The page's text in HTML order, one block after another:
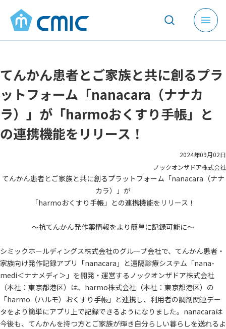
メ
ニ
を
てんかん患者とご家族と共に創るプラ
ットフォーム「nanacara（ナナカ
ラ）」が「harmoおくすり手帳」と
の連携機能をリリース！
2024年09月02日
ノックオンザドア株式会社
てんかん患者とご家族と共に創るプラットフォーム「nanacara（ナナ
カラ）」が
「harmoおくすり手帳」との連携機能をリリース！
～抗てんかん発作薬情報をより簡単に記録可能に～
シミックホールディングス株式会社のグループ会社で、てんかん患者・
家族向け発作記録アプリ「nanacara」と遠隔診療システム「nana-
medi＜ナナメディ＞」を開発・運営するノックオンザドア株式会社
（本社：東京都港区）は、harmo株式会社（本社：東京都港区）の
「harmo（ハルモ）おくすり手帳」と連携し、利用者の調剤関連デー
タをより簡単にアプリ上で記録できるようになりました。nanacaraは
今後も、てんかんを持つ方とご家族が輝き自分らしい暮らしを送れるよ